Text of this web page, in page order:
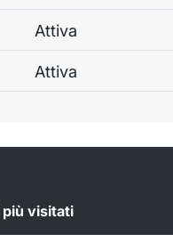
Attiva
Attiva
più visitati